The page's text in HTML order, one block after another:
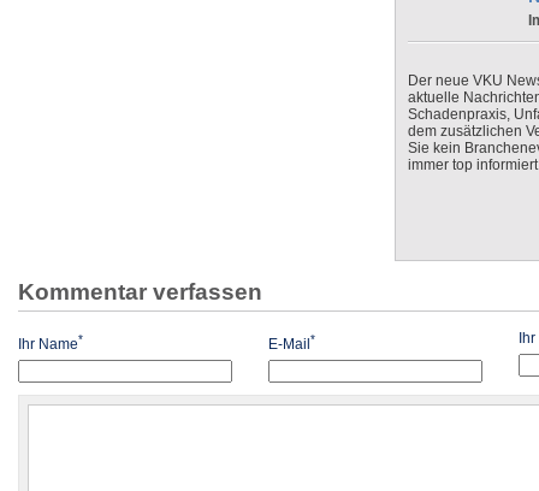
Der neue VKU
aktuelle
Schadenpraxis,
dem zusätzlichen
Sie kein
immer top
Kommentar verfassen
Ihr Name* E-Mail* Ihr